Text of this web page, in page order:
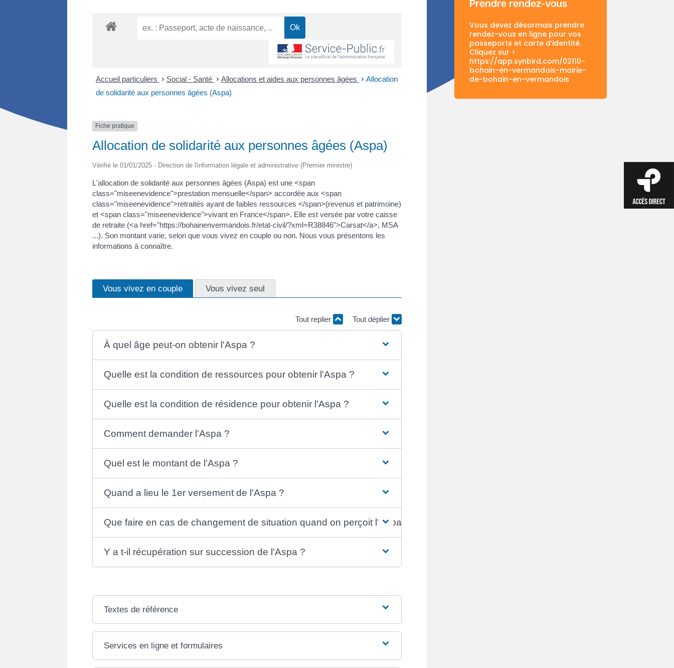
Accueil particuliers > Social - Santé > Allocations et aides aux personnes âgées > Allocation
de solidarité aux personnes âgées (Aspa)
Fiche pratique
Allocation de solidarité aux personnes âgées (Aspa)
Vérifié le 01/01/2025 - Direction de l'information légale et administrative (Premier ministre)
L'allocation de solidarité aux personnes âgées (Aspa) est une <span
class="miseenevidence">prestation mensuelle</span> accordée aux <span
class="miseenevidence">retraités ayant de faibles ressources </span>(revenus et patrimoine)
et <span class="miseenevidence">vivant en France</span>. Elle est versée par votre caisse
de retraite (<a href="https://bohainenvermandois.fr/etat-civil/?xml=R38846">Carsat</a>, MSA
...). Son montant varie, selon que vous vivez en couple ou non. Nous vous présentons les
informations à connaître.
Vous vivez en couple Vous vivez seul
Tout replier Tout déplier
À quel âge peut-on obtenir l'Aspa ?
Quelle est la condition de ressources pour obtenir l'Aspa ?
Quelle est la condition de résidence pour obtenir l'Aspa ?
Comment demander l'Aspa ?
Quel est le montant de l'Aspa ?
Quand a lieu le 1er versement de l'Aspa ?
Que faire en cas de changement de situation quand on perçoit l'Aspa ?
Y a t-il récupération sur succession de l'Aspa ?
Textes de référence
Services en ligne et formulaires
Prendre rendez-vous
Vous devez désormais prendre
rendez-vous en ligne pour vos
passeports et carte d’identité.
Cliquez sur >
https://app.synbird.com/02110-
bohain-en-vermandois-mairie-
de-bohain-en-vermandois